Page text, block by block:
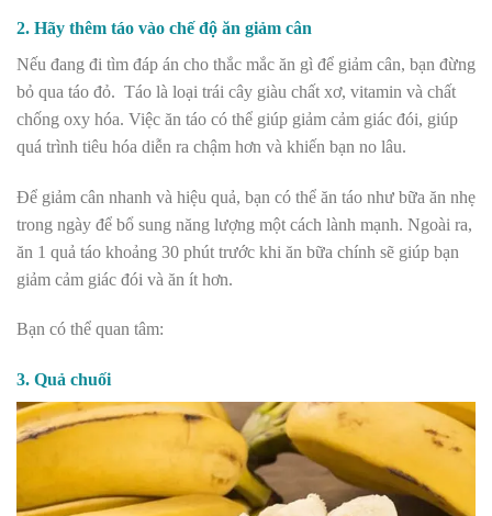
2. Hãy thêm táo vào chế độ ăn giảm cân
Nếu đang đi tìm đáp án cho thắc mắc ăn gì để giảm cân, bạn đừng
bỏ qua táo đỏ. Táo là loại trái cây giàu chất xơ, vitamin và chất
chống oxy hóa. Việc ăn táo có thể giúp giảm cảm giác đói, giúp
quá trình tiêu hóa diễn ra chậm hơn và khiến bạn no lâu.
Để giảm cân nhanh và hiệu quả, bạn có thể ăn táo như bữa ăn nhẹ
trong ngày để bổ sung năng lượng một cách lành mạnh. Ngoài ra,
ăn 1 quả táo khoảng 30 phút trước khi ăn bữa chính sẽ giúp bạn
giảm cảm giác đói và ăn ít hơn.
Bạn có thể quan tâm:
3. Quả chuối